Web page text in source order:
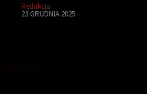
Redakcja
23 GRUDNIA 2025